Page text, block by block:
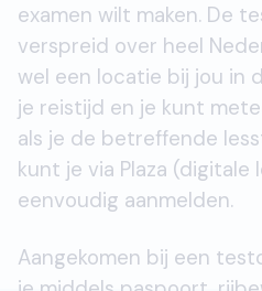
examen wilt maken. De
verspreid over heel
wel een locatie bij jou in
je reistijd en je kunt
als je de betreffende
kunt je via Plaza (digitale
eenvoudig aanmelden.
Aangekomen bij een